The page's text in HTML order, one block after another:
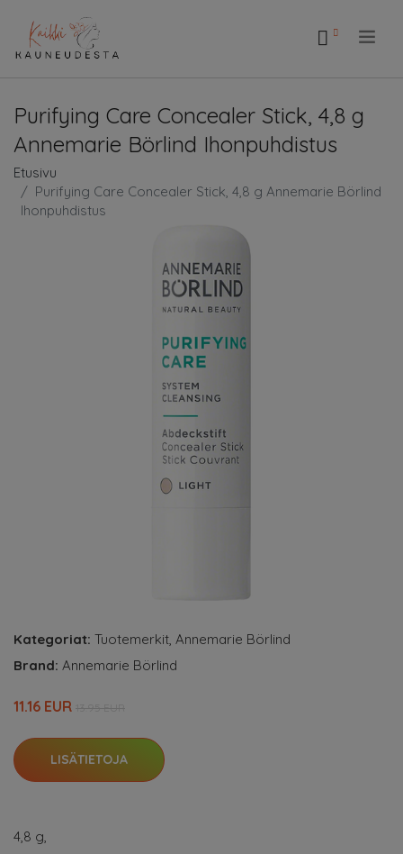
Purifying Care Concealer Stick, 4,8 g
Annemarie Börlind Ihonpuhdistus
Etusivu
Purifying Care Concealer Stick, 4,8 g Annemarie Börlind
Ihonpuhdistus
Kategoriat: Tuotemerkit, Annemarie Börlind
Brand: Annemarie Börlind
11.16 EUR
LISÄTIETOJA
4,8 g,